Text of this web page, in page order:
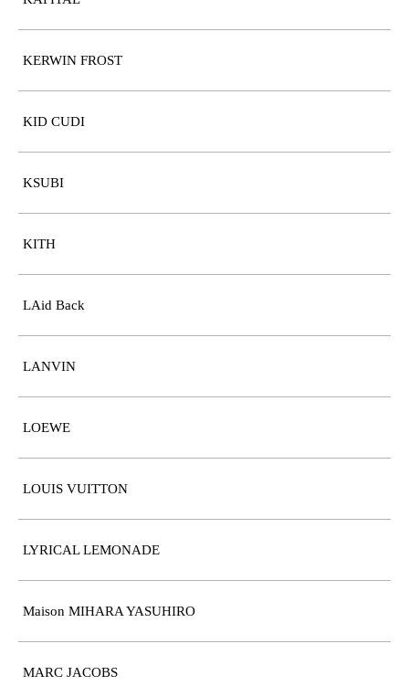
KERWIN FROST
KID CUDI
KSUBI
KITH
LAid Back
LANVIN
LOEWE
LOUIS VUITTON
LYRICAL LEMONADE
Maison MIHARA YASUHIRO
MARC JACOBS